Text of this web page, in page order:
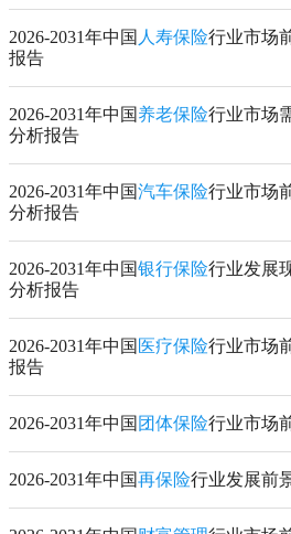
2026-2031年中国 人寿保险行业市场
报告
2026-2031年中国 养老保险行业市场
分析报告
2026-2031年中国汽车保险行业市场
分析报告
2026-2031年中国银行保险行业发展
分析报告
2026-2031年中国 医疗保险行业市场
报告
2026-2031年中国 团体保险行业市场
2026-2031年中国再保险行业发展前